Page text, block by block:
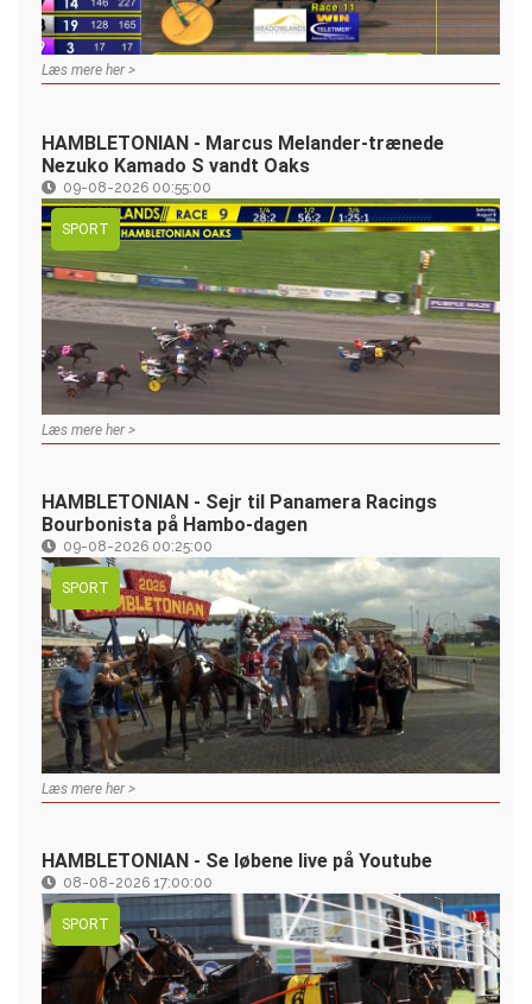
Læs mere her >
HAMBLETONIAN - Marcus Melander-trænede
Nezuko Kamado S vandt Oaks
09-08-2026 00:55:00
SPORT
Læs mere her >
HAMBLETONIAN - Sejr til Panamera Racings
Bourbonista på Hambo-dagen
09-08-2026 00:25:00
SPORT
Læs mere her >
HAMBLETONIAN - Se løbene live på Youtube
08-08-2026 17:00:00
SPORT